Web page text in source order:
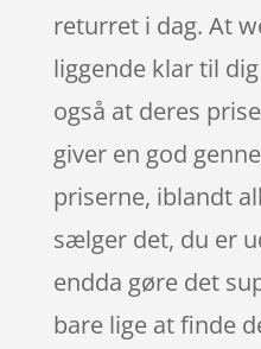
returret i dag. At
liggende klar til
også at deres
giver en god
priserne, iblandt
sælger det, du er
endda gøre det
bare lige at finde